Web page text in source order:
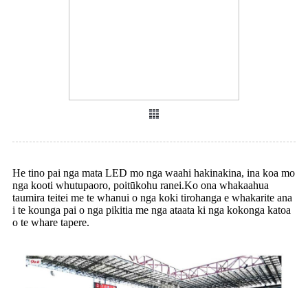
He tino pai nga mata LED mo nga waahi hakinakina, ina koa mo
nga kooti whutupaoro, poitūkohu ranei.Ko ona whakaahua
taumira teitei me te whanui o nga koki tirohanga e whakarite ana
i te kounga pai o nga pikitia me nga ataata ki nga kokonga katoa
o te whare tapere.